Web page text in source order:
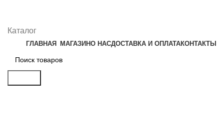
Каталог
ГЛАВНАЯ МАГАЗИНО НАСДОСТАВКА И ОПЛАТАКОНТАКТЫ